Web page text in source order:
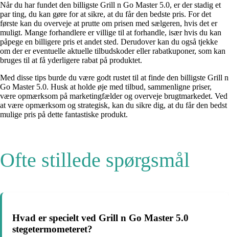
Når du har fundet den billigste Grill n Go Master 5.0, er der stadig et
par ting, du kan gøre for at sikre, at du får den bedste pris. For det
første kan du overveje at prutte om prisen med sælgeren, hvis det er
muligt. Mange forhandlere er villige til at forhandle, især hvis du kan
påpege en billigere pris et andet sted. Derudover kan du også tjekke
om der er eventuelle aktuelle tilbudskoder eller rabatkuponer, som kan
bruges til at få yderligere rabat på produktet.
Med disse tips burde du være godt rustet til at finde den billigste Grill n
Go Master 5.0. Husk at holde øje med tilbud, sammenligne priser,
være opmærksom på marketingfælder og overveje brugtmarkedet. Ved
at være opmærksom og strategisk, kan du sikre dig, at du får den bedst
mulige pris på dette fantastiske produkt.
Ofte stillede spørgsmål
Hvad er specielt ved Grill n Go Master 5.0
stegetermometeret?